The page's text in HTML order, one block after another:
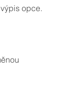
opce.